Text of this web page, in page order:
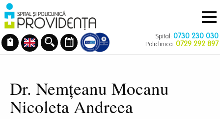
Mergi
la
conţinutul
principal
Navigare
principală
Spital: 0730 230 030
Policlinică: 0729 292 897
Dr. Nemțeanu Mocanu
Nicoleta Andreea